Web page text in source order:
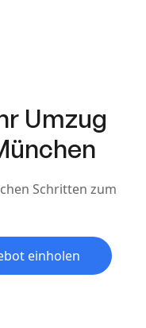
Umzug
Schritten zum
einholen